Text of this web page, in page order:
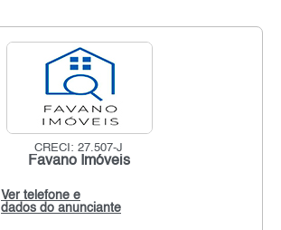
CRECI: 27.507-J
Favano Imóveis
Ver telefone e
dados do anunciante